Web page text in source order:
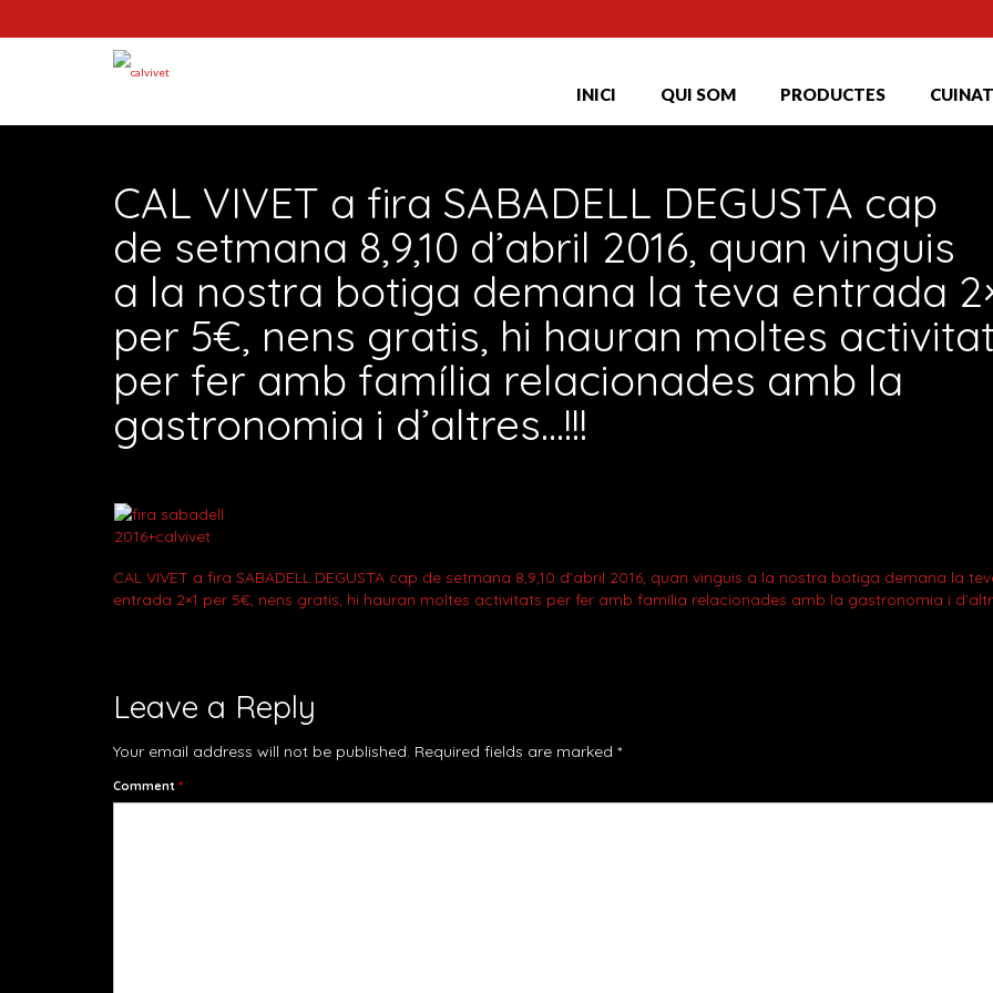
INICI QUI SOM PRODUCTES
CAL VIVET a fira SABADELL DEGUSTA cap
de setmana 8,9,10 d’abril 2016, quan vinguis
a la nostra botiga demana la teva entrada
per 5€, nens gratis, hi hauran moltes
per fer amb família relacionades amb la
gastronomia i d’altres…!!!
CAL VIVET a fira SABADELL DEGUSTA cap de setmana 8,9,10 d’abril 2016, quan vinguis a la nostra botiga demana la
entrada 2×1 per 5€, nens gratis, hi hauran moltes activitats per fer amb família relacionades amb la gastronomia i
Leave a Reply
Your email address will not be published. Required fields are marked *
Comment *